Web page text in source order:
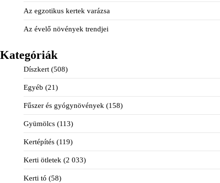
Az egzotikus kertek varázsa
Az évelő növények trendjei
Kategóriák
Díszkert (508)
Egyéb (21)
Fűszer és gyógynövények (158)
Gyümölcs (113)
Kertépítés (119)
Kerti ötletek (2 033)
Kerti tó (58)